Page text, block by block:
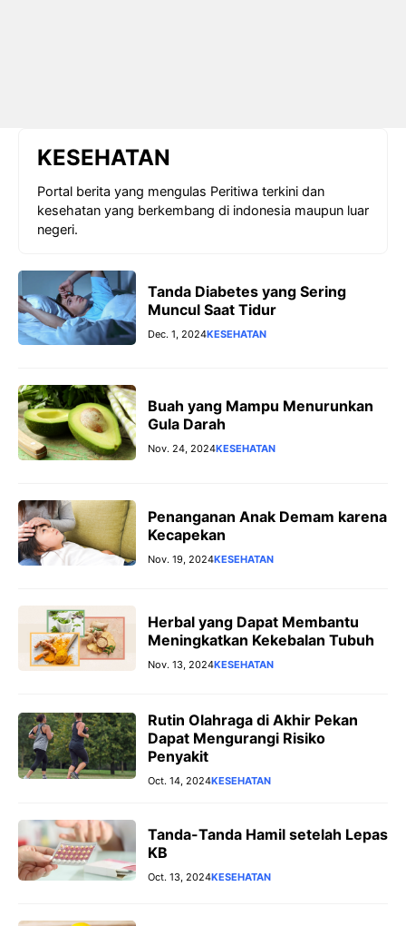
KESEHATAN
Portal berita yang mengulas Peritiwa terkini dan
kesehatan yang berkembang di indonesia maupun luar
negeri.
Tanda Diabetes yang Sering
Muncul Saat Tidur
Dec. 1, 2024KESEHATAN
Buah yang Mampu Menurunkan
Gula Darah
Nov. 24, 2024KESEHATAN
Penanganan Anak Demam karena
Kecapekan
Nov. 19, 2024KESEHATAN
Herbal yang Dapat Membantu
Meningkatkan Kekebalan Tubuh
Nov. 13, 2024KESEHATAN
Rutin Olahraga di Akhir Pekan
Dapat Mengurangi Risiko
Penyakit
Oct. 14, 2024KESEHATAN
Tanda-Tanda Hamil setelah Lepas
KB
Oct. 13, 2024KESEHATAN